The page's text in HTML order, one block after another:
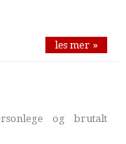
les mer »
og brutalt